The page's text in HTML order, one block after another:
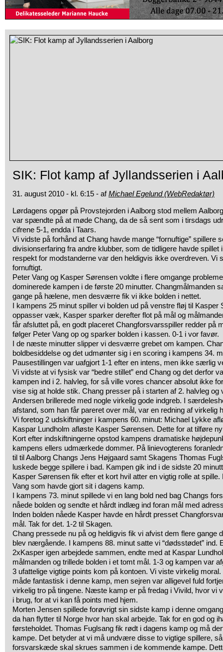
SIK: Flot kamp af Jyllandsserien i
31. august 2010 - kl. 6:15 - afMichael Egelund (WebRedaktør)
Lørdagens opgør på Provstejorden i Aalborg stod mellem
var spændte på at møde Chang, da de så sent som i tirsdags
cifrene 5-1, endda i Taars.
Vi vidste på forhånd at Chang havde mange “fornuftige” spillere
divisionserfaring fra andre klubber, som de tidligere havde spillet
respekt for modstanderne var den heldigvis ikke overdreven. Vi
fornuftigt.
Peter Vang og Kasper Sørensen voldte i flere omgange
dominerede kampen i de første 20 minutter. Changmålmanden
gange på hælene, men desværre fik vi ikke bolden i nettet.
I kampens 25 minut spiller vi bolden ud på venstre fløj til Kasper
oppasser væk, Kasper sparker derefter flot på mål og
får afsluttet på, en godt placeret Changforsvarsspiller redder på
følger Peter Vang op og sparker bolden i kassen. 0-1 i vor favør.
I de næste minutter slipper vi desværre grebet om kampen.
boldbesiddelse og det udmønter sig i en scoring i kampens 34.
Pausestillingen var uafgjort 1-1 efter en intens, men ikke særlig
Vi vidste at vi fysisk var “bedre stillet” end Chang og det derfor
kampen ind i 2. halvleg, for så ville vores chancer absolut ikke
vise sig at holde stik. Chang presser på i starten af 2. halvleg
Andersen brillerede med nogle virkelig gode indgreb. I
afstand, som han får pareret over mål, var en redning af virkelig
Vi foretog 2 udskiftninger i kampens 60. minut: Michael Lykke
Kaspar Lundholm afløste Kasper Sørensen. Dette for at tilføre
Kort efter indskiftningerne opstod kampens dramatiske
kampens ellers udmærkede dommer. På linievogterens
til til Aalborg Changs Jens Højgaard samt Skagens Thomas
luskede begge spillere i bad. Kampen gik ind i de sidste 20
Kasper Sørensen fik efter et kort hvil atter en vigtig rolle at
Vang som havde gjort sit i dagens kamp.
I kampens 73. minut spillede vi en lang bold ned bag Changs
nåede bolden og sendte et hårdt indlæg ind foran mål med
Inden bolden nåede Kasper havde en hårdt presset
mål. Tak for det. 1-2 til Skagen.
Chang pressede nu på og heldigvis fik vi afvist dem flere gange
blev nærgående. I kampens 88. minut satte vi “dødsstødet” ind.
2xKasper igen arbejdede sammen, endte med at Kaspar
målmanden og trillede bolden i et tomt mål. 1-3 og kampen var
3 ufattelige vigtige points kom på kontoen. Vi viste virkelig
måde fantastisk i denne kamp, men sejren var alligevel fuld
virkelig tro på tingene. Næste kamp er på fredag i Vivild, hvor vi
i brug, for at vi kan få points med hjem.
Morten Jensen spillede forøvrigt sin sidste kamp i denne
da han flytter til Norge hvor han skal arbejde. Tak for en god og
førsteholdet. Thomas Fuglsang fik rødt i dagens kamp og må
kampe. Det betyder at vi må undvære disse to vigtige spillere,
forsvarskæde skal skrues sammen i de kommende kampe.